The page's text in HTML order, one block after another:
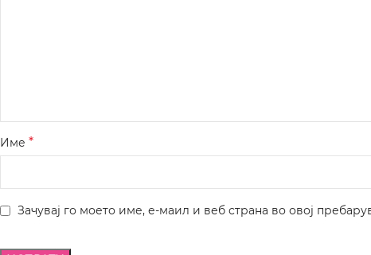
Име *
Зачувај го моето име, е-маил и веб страна во овој